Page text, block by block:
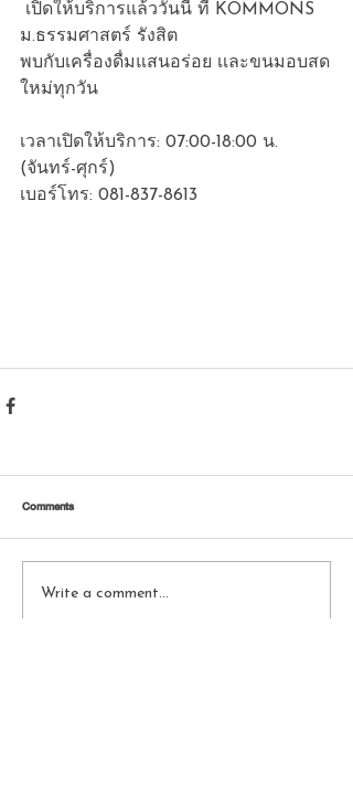
เปิดให้บริการแล้ววันนี้ ที่ KOMMONS
ม.ธรรมศาสตร์ รังสิต
พบกับเครื่องดื่มแสนอร่อย เเละขนมอบสด
ใหม่ทุกวัน
เวลาเปิดให้บริการ: 07:00-18:00 น.
(จันทร์-ศุกร์)
เบอร์โทร: 081-837-8613
Comments
Write a comment...